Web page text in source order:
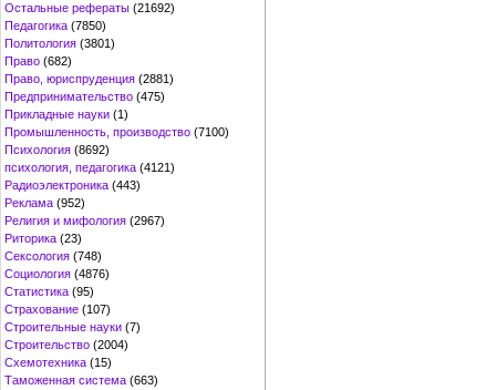
Остальные рефераты (21692)
Педагогика (7850)
Политология (3801)
Право (682)
Право, юриспруденция (2881)
Предпринимательство (475)
Прикладные науки (1)
Промышленность, производство (7100)
Психология (8692)
психология, педагогика (4121)
Радиоэлектроника (443)
Реклама (952)
Религия и мифология (2967)
Риторика (23)
Сексология (748)
Социология (4876)
Статистика (95)
Страхование (107)
Строительные науки (7)
Строительство (2004)
Схемотехника (15)
Таможенная система (663)